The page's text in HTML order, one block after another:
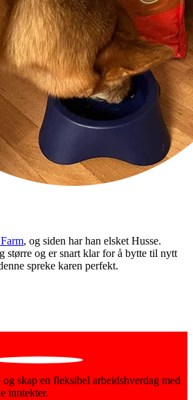
, og siden har han elsket Husse.
større og er snart klar for å bytte til nytt
spreke karen perfekt.
skap en fleksibel arbeidshverdag med
inntekter.